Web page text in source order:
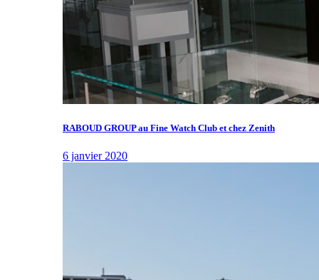
RABOUD GROUP au Fine Watch Club et chez Zenith
6 janvier 2020